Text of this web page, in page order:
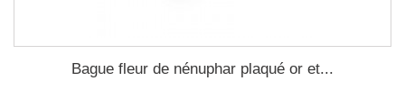
Bague fleur de nénuphar plaqué or et...